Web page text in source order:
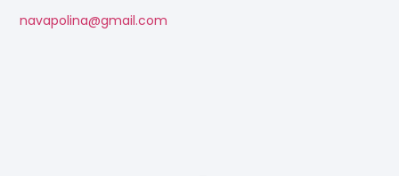
navapolina@gmail.com